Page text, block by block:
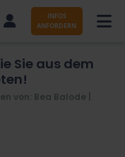
ORT
INFOS
ANFORDERN
Sie aus dem
von: Bea Balode |